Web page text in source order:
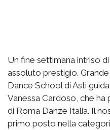
Un fine settimana intriso
assoluto prestigio.
Dance School di Asti
Vanessa Cardoso, che
di Roma Danze Italia. Il
primo posto nella